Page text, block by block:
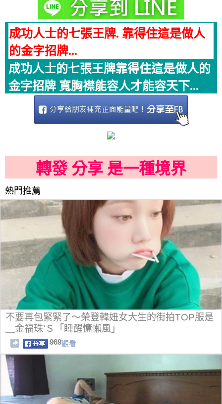
成功人士的七張王牌. 靠得住這是做人
的金字招牌...
成功人士的七張王牌靠得住這是做人的
金字招牌 寬胸襟能容人才能容天下...
轉發 分享 是一種境界
熱門推薦
不要再包緊緊了～榮登韓妞女大生的街拍TOP服是
＿金福珠’Ｓ「睡醒慵懶風」
969觀看